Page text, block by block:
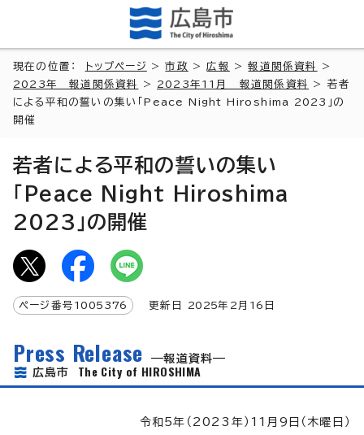
現在の位置： トップページ >市政 >広報 >報道関係資料
>
2023年 報道関係資料
> 2023年11月 報道関係資料
> 若者
による平和の誓いの集い「Peace Night Hiroshima 2023」の
開催
若者による平和の誓いの集い
「Peace Night Hiroshima
2023」の開催
ページ番号 1005376 更新日 2025年2月 16 日
Press Release
報道資料
広島市 The City of HIROSHIMA
令和5年（2023年）11月9日（木曜日）